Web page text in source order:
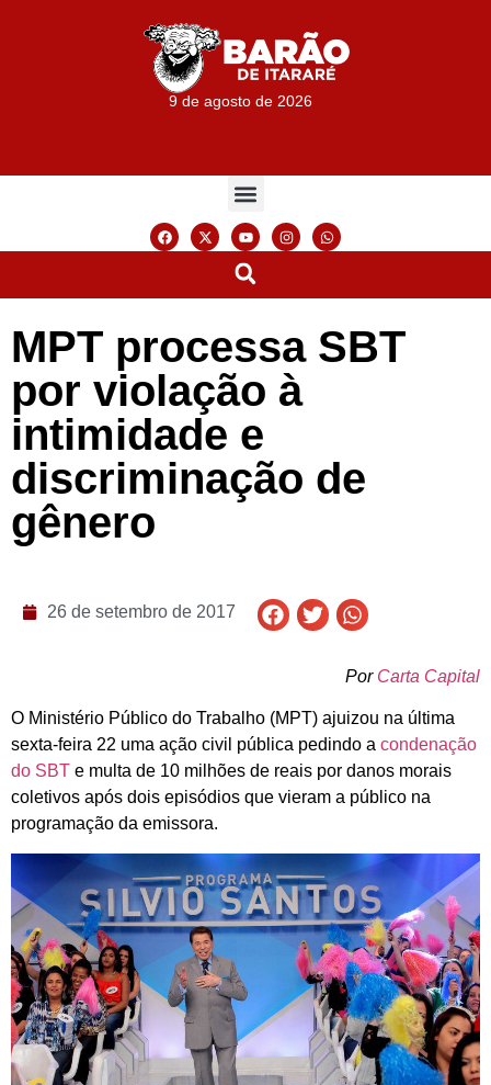
9 de agosto de 2026
MPT processa SBT
por violação à
intimidade e
discriminação de
gênero
26 de setembro de 2017
Por Carta Capital
O Ministério Público do Trabalho (MPT) ajuizou na última
sexta-feira 22 uma ação civil pública pedindo a condenação
do SBT e multa de 10 milhões de reais por danos morais
coletivos após dois episódios que vieram a público na
programação da emissora.